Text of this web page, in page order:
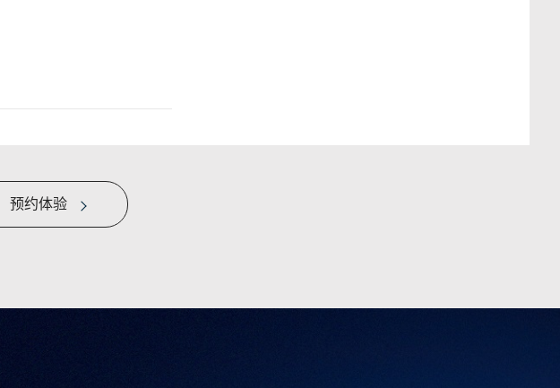
预约体验